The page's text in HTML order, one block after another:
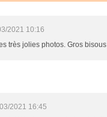
2021 10:16
très jolies photos. Gros bisous
2021 16:45